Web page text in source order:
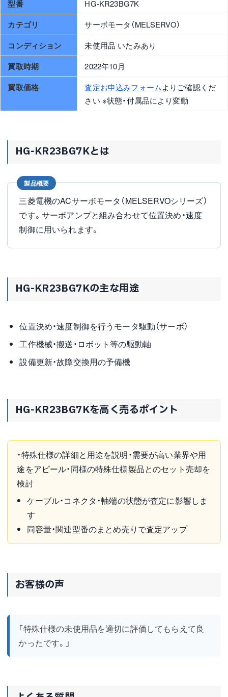
型番 HG-KR23BG7K
カテゴリ サーボモータ（MELSERVO）
コンディション 未使用品 いたみあり
買取時期 2022年10月
買取価格 査定お申込みフォームよりご確認くだ
さい ※状態・付属品により変動
HG-KR23BG7Kとは
製品概要
三菱電機のACサーボモータ（MELSERVOシリーズ）
です。サーボアンプと組み合わせて位置決め・速度
制御に用いられます。
HG-KR23BG7Kの主な用途
位置決め・速度制御を行うモータ駆動（サーボ）
工作機械・搬送・ロボット等の駆動軸
設備更新・故障交換用の予備機
HG-KR23BG7Kを高く売るポイント
・特殊仕様の詳細と用途を説明・需要が高い業界や用
途をアピール・同様の特殊仕様製品とのセット売却を
検討
ケーブル・コネクタ・軸端の状態が査定に影響しま
す
同容量・関連型番のまとめ売りで査定アップ
お客様の声
「特殊仕様の未使用品を適切に評価してもらえて良
かったです。」